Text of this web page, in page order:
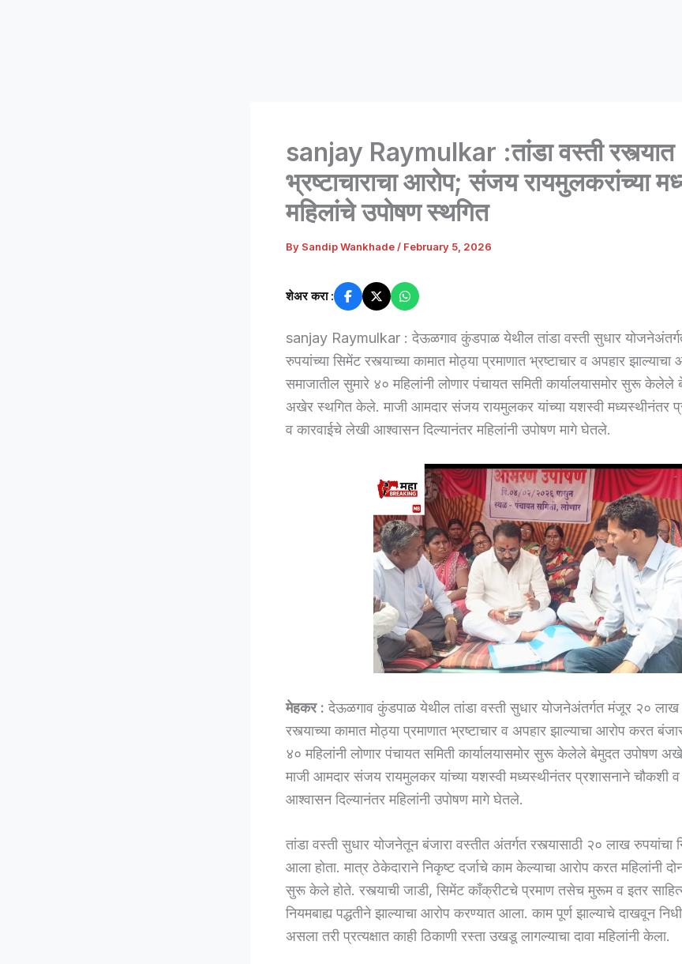
sanjay Raymulkar :तांडा वस्ती रस्त्यात
भ्रष्टाचाराचा आरोप; संजय रायमुलकरांच्या
महिलांचे उपोषण स्थगित
By Sandip Wankhade / February 5, 2026
शेअर करा :
sanjay Raymulkar : देऊळगाव कुंडपाळ येथील तांडा वस्ती सुधार
रुपयांच्या सिमेंट रस्त्याच्या कामात मोठ्या प्रमाणात भ्रष्टाचार व अपहार
समाजातील सुमारे ४० महिलांनी लोणार पंचायत समिती कार्यालयासमोर सुरू केलेले
अखेर स्थगित केले. माजी आमदार संजय रायमुलकर यांच्या यशस्वी मध्यस्थीनंतर
व कारवाईचे लेखी आश्वासन दिल्यानंतर महिलांनी उपोषण मागे घेतले.
मेहकर : देऊळगाव कुंडपाळ येथील तांडा वस्ती सुधार योजनेअंतर्गत मंजूर २० लाख
रस्त्याच्या कामात मोठ्या प्रमाणात भ्रष्टाचार व अपहार झाल्याचा आरोप करत
४० महिलांनी लोणार पंचायत समिती कार्यालयासमोर सुरू केलेले बेमुदत उपोषण
माजी आमदार संजय रायमुलकर यांच्या यशस्वी मध्यस्थीनंतर प्रशासनाने चौकशी
आश्वासन दिल्यानंतर महिलांनी उपोषण मागे घेतले.
तांडा वस्ती सुधार योजनेतून बंजारा वस्तीत अंतर्गत रस्त्यासाठी २० लाख रुपयांचा
आला होता. मात्र ठेकेदाराने निकृष्ट दर्जाचे काम केल्याचा आरोप करत महिलांनी दोन
सुरू केले होते. रस्त्याची जाडी, सिमेंट काँक्रीटचे प्रमाण तसेच मुरूम व इतर
नियमबाह्य पद्धतीने झाल्याचा आरोप करण्यात आला. काम पूर्ण झाल्याचे दाखवून
असला तरी प्रत्यक्षात काही ठिकाणी रस्ता उखडू लागल्याचा दावा महिलांनी केला.